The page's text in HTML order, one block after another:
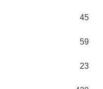
45
59
23